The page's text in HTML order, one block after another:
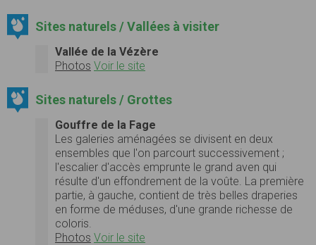
Sites naturels / Vallées à visiter
Vallée de la Vézère
Photos Voir le site
Sites naturels / Grottes
Gouffre de la Fage
Les galeries aménagées se divisent en deux
ensembles que l'on parcourt successivement ;
l'escalier d'accès emprunte le grand aven qui
résulte d'un effondrement de la voûte. La première
partie, à gauche, contient de très belles draperies
en forme de méduses, d'une grande richesse de
coloris.
Photos Voir le site